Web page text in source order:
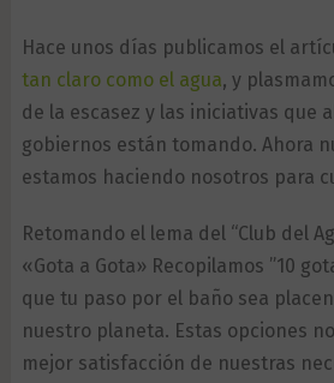
Hace unos días publicamos el
tan claro como el agua, y
de la escasez y las iniciativas que
gobiernos están tomando. Ahora
estamos haciendo nosotros para
Retomando el lema del “Club del
«Gota a Gota» Recopilamos ”10
que tu paso por el baño sea
nuestro planeta. Estas opciones
mejor satisfacción de nuestras